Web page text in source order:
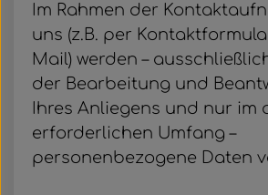
Im Rahmen der
uns (z.B. per
Mail) werden –
der Bearbeitung und
Ihres Anliegens und nur im
erforderlichen Umfang –
personenbezogene Daten